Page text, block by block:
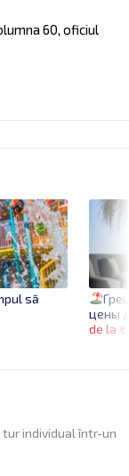
60, oficiul
цены
de la
să
individual într-un